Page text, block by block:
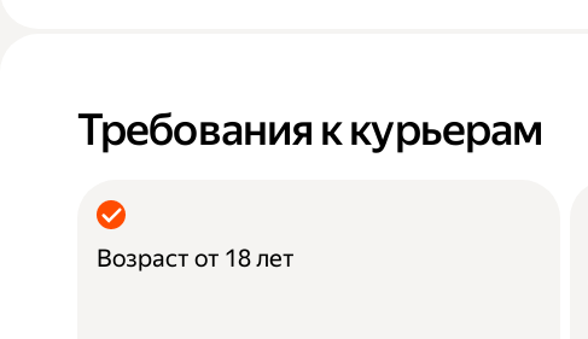
Требования к курьерам
Возраст от 18 лет